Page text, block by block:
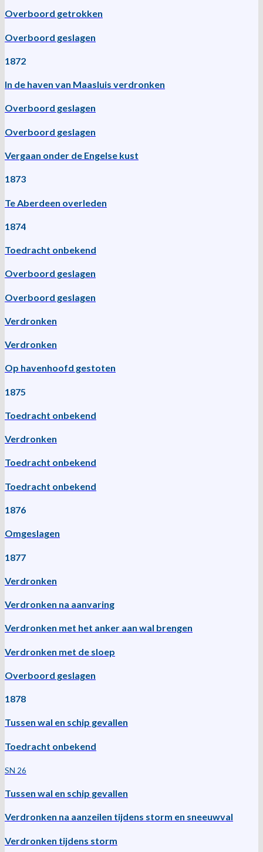
Overboord getrokken
Overboord geslagen
1872
In de haven van Maasluis verdronken
Overboord geslagen
Overboord geslagen
Vergaan onder de Engelse kust
1873
Te Aberdeen overleden
1874
Toedracht onbekend
Overboord geslagen
Overboord geslagen
Verdronken
Verdronken
Op havenhoofd gestoten
1875
Toedracht onbekend
Verdronken
Toedracht onbekend
Toedracht onbekend
1876
Omgeslagen
1877
Verdronken
Verdronken na aanvaring
Verdronken met het anker aan wal brengen
Verdronken met de sloep
Overboord geslagen
1878
Tussen wal en schip gevallen
Toedracht onbekend
SN 26
Tussen wal en schip gevallen
Verdronken na aanzeilen tijdens storm en sneeuwval
Verdronken tijdens storm